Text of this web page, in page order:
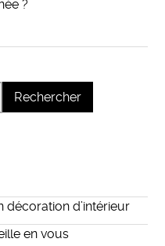
?
décoration d’intérieur
en vous